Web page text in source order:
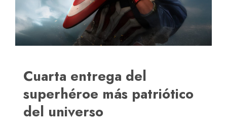
Cuarta entrega del
superhéroe más patriótico
del universo